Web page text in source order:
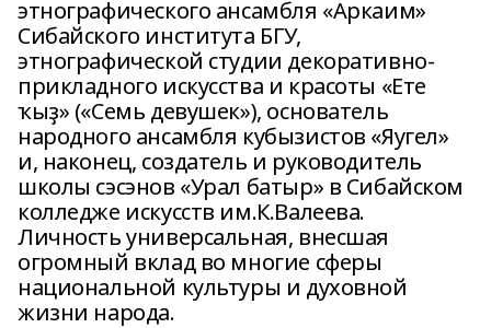
этнографического ансамбля «Аркаим»
Сибайского института БГУ,
этнографической студии декоративно-
прикладного искусства и красоты «Ете
ҡыҙ» («Семь девушек»), основатель
народного ансамбля кубызистов «Яугел»
и, наконец, создатель и руководитель
школы сэсэнов «Урал батыр» в Сибайском
колледже искусств им.К.Валеева.
Личность универсальная, внесшая
огромный вклад во многие сферы
национальной культуры и духовной
жизни народа.